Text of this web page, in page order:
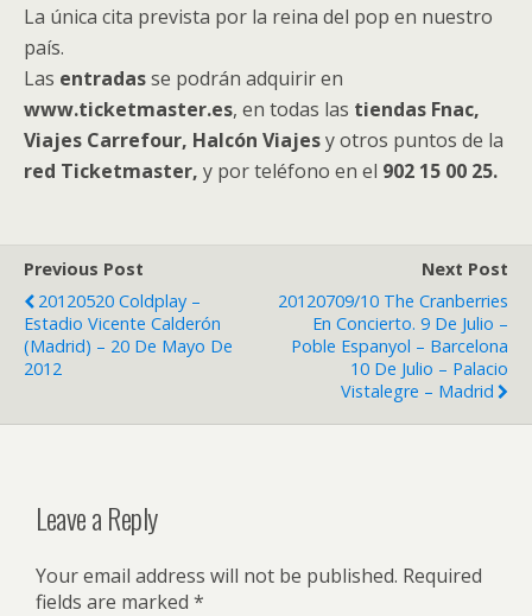
La única cita prevista por la reina del pop en nuestro
país.
Las entradasse podrán adquirir en
www.ticketmaster.es, en todas las tiendas Fnac,
Viajes Carrefour, Halcón Viajesy otros puntos de la
red Ticketmaster, y por teléfono en el 902 15 00 25.
Previous Post
20120520 Coldplay –
Estadio Vicente Calderón
(Madrid) – 20 De Mayo De
2012
Next Post
20120709/10 The Cranberries
En Concierto. 9 De Julio –
Poble Espanyol – Barcelona
10 De Julio – Palacio
Vistalegre – Madrid
Leave a Reply
Your email address will not be published. Required
fields are marked *